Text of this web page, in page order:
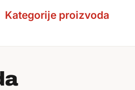
Kategorije proizvoda